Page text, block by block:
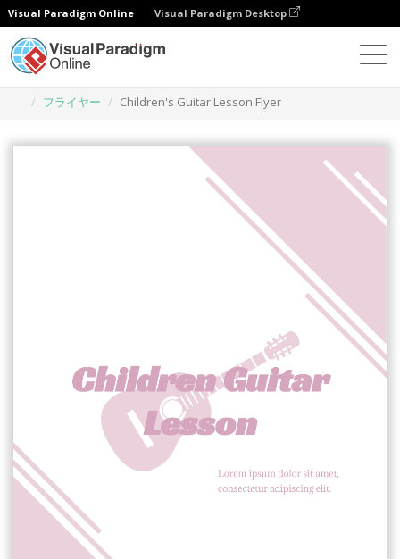
Visual Paradigm Online Visual Paradigm Desktop
フライヤー
Children's Guitar Lesson Flyer